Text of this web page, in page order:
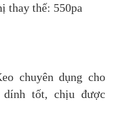
thay thế: 550pa
chuyên dụng cho
tốt, chịu được